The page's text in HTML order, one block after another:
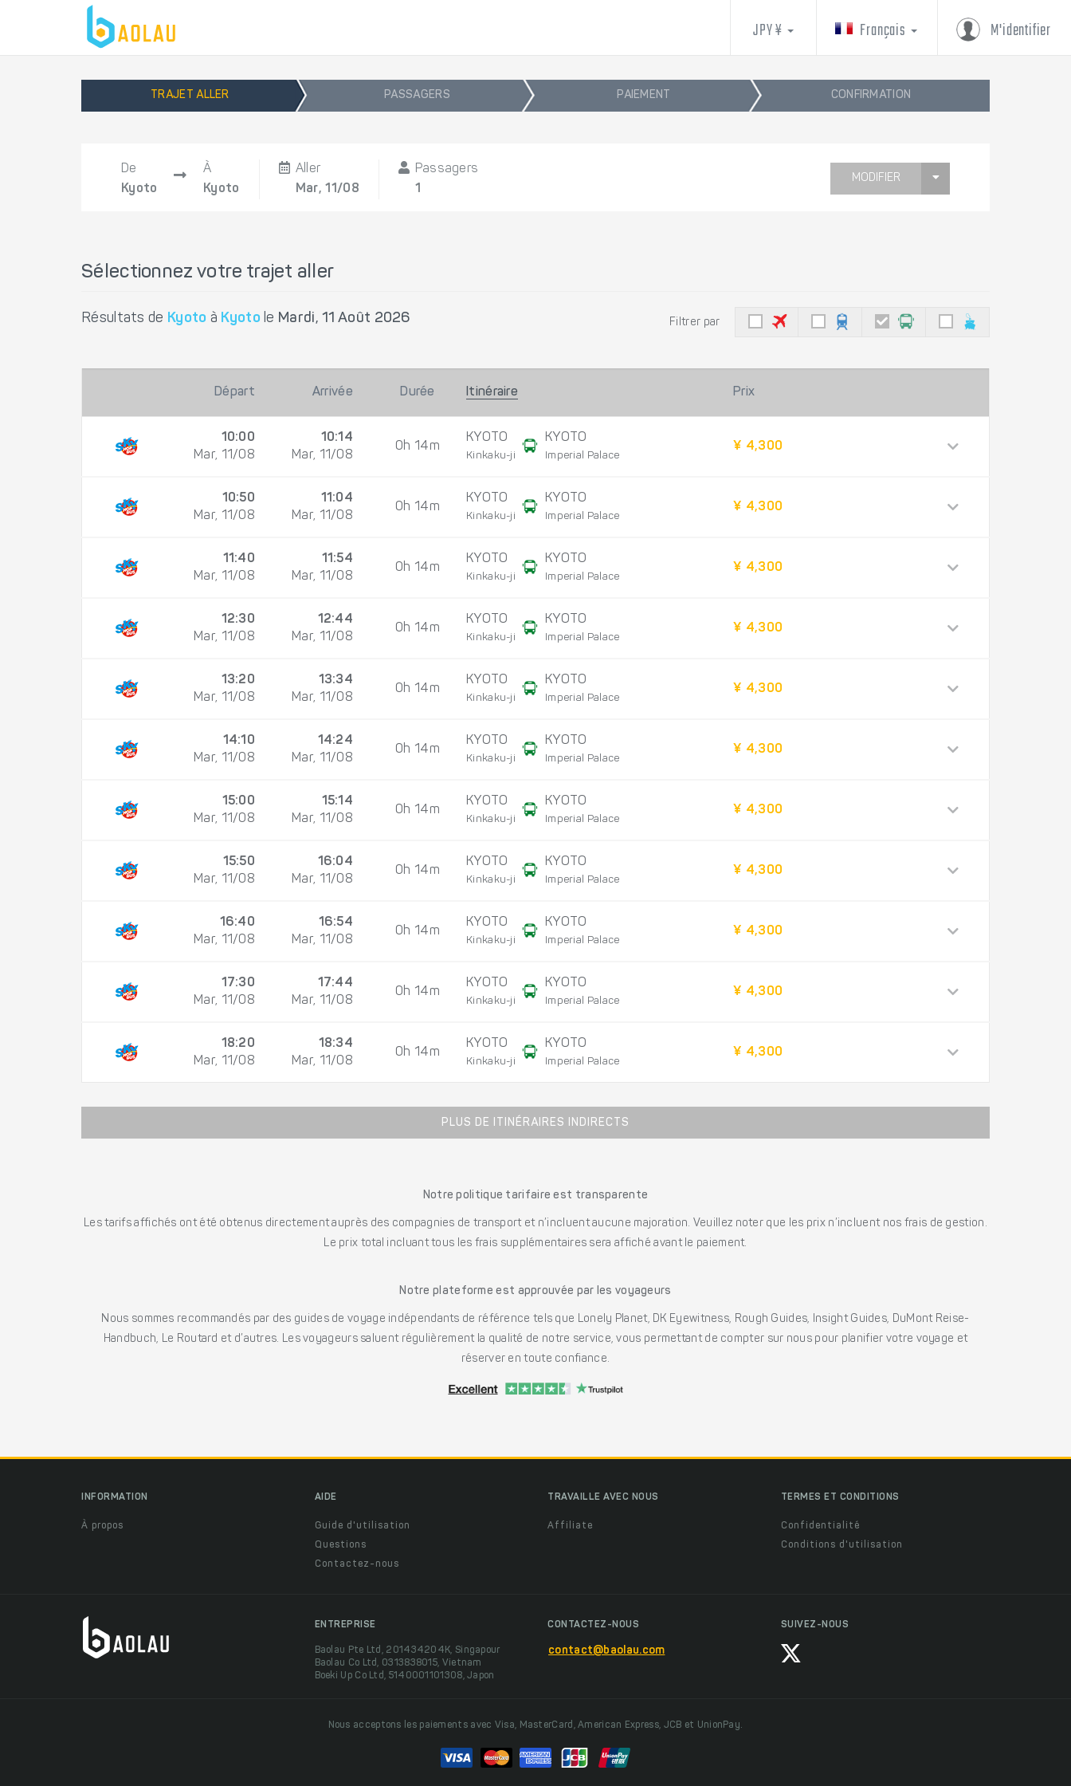
M'identifier
Français
JPY ¥
TRAJET ALLER PASSAGERS PAIEMENT CONFIRMATION
De
Kyoto
À
Kyoto
Aller
Mar, 11/08
Passagers
1
MODIFIER
Sélectionnez votre trajet aller
Résultats de Kyoto à Kyoto le Mardi, 11 Août 2026 Filtrer par
Départ Arrivée Durée Itinéraire Prix
10:00
Mar, 11/08
10:14
Mar, 11/08
0h 14m
KYOTO
Kinkaku-ji
KYOTO
Imperial Palace
¥ 4,300
10:50
Mar, 11/08
11:04
Mar, 11/08
0h 14m
KYOTO
Kinkaku-ji
KYOTO
Imperial Palace
¥ 4,300
11:40
Mar, 11/08
11:54
Mar, 11/08
0h 14m
KYOTO
Kinkaku-ji
KYOTO
Imperial Palace
¥ 4,300
12:30
Mar, 11/08
12:44
Mar, 11/08
0h 14m
KYOTO
Kinkaku-ji
KYOTO
Imperial Palace
¥ 4,300
13:20
Mar, 11/08
13:34
Mar, 11/08
0h 14m
KYOTO
Kinkaku-ji
KYOTO
Imperial Palace
¥ 4,300
14:10
Mar, 11/08
14:24
Mar, 11/08
0h 14m
KYOTO
Kinkaku-ji
KYOTO
Imperial Palace
¥ 4,300
15:00
Mar, 11/08
15:14
Mar, 11/08
0h 14m
KYOTO
Kinkaku-ji
KYOTO
Imperial Palace
¥ 4,300
15:50
Mar, 11/08
16:04
Mar, 11/08
0h 14m
KYOTO
Kinkaku-ji
KYOTO
Imperial Palace
¥ 4,300
16:40
Mar, 11/08
16:54
Mar, 11/08
0h 14m
KYOTO
Kinkaku-ji
KYOTO
Imperial Palace
¥ 4,300
17:30
Mar, 11/08
17:44
Mar, 11/08
0h 14m
KYOTO
Kinkaku-ji
KYOTO
Imperial Palace
¥ 4,300
18:20
Mar, 11/08
18:34
Mar, 11/08
0h 14m
KYOTO
Kinkaku-ji
KYOTO
Imperial Palace
¥ 4,300
PLUS DE ITINÉRAIRES INDIRECTS
Notre politique tarifaire est transparente
Les tarifs affichés ont été obtenus directement auprès des compagnies de transport et n’incluent aucune majoration. Veuillez noter que les prix n’incluent nos frais de gestion.
Le prix total incluant tous les frais supplémentaires sera affiché avant le paiement.
Notre plateforme est approuvée par les voyageurs
Nous sommes recommandés par des guides de voyage indépendants de référence tels que Lonely Planet, DK Eyewitness, Rough Guides, Insight Guides, DuMont Reise-
Handbuch, Le Routard et d’autres. Les voyageurs saluent régulièrement la qualité de notre service, vous permettant de compter sur nous pour planifier votre voyage et
réserver en toute confiance.
INFORMATION
À propos
AIDE
Guide d'utilisation
Questions
Contactez-nous
TRAVAILLE AVEC NOUS
Affiliate
TERMES ET CONDITIONS
Confidentialité
Conditions d'utilisation
ENTREPRISE
Baolau Pte Ltd, 201434204K, Singapour
Baolau Co Ltd, 0313838015, Vietnam
Boeki Up Co Ltd, 5140001101308, Japon
CONTACTEZ-NOUS
contact@baolau.com
SUIVEZ-NOUS
Nous acceptons les paiements avec Visa, MasterCard, American Express, JCB et UnionPay.